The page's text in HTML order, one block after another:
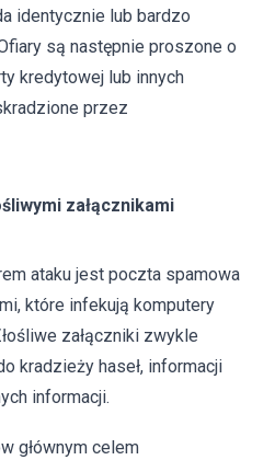
identycznie lub bardzo
są następnie proszone o
kredytowej lub innych
przez
załącznikami
ataku jest poczta spamowa
które infekują komputery
załączniki zwykle
kradzieży haseł, informacji
informacji.
głównym celem